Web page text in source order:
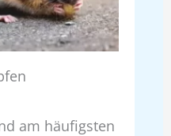
am häufigsten